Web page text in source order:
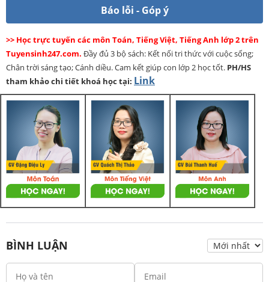
Báo lỗi - Góp ý
>> Học trực tuyến các môn Toán, Tiếng Việt, Tiếng Anh lớp 2 trên
Tuyensinh247.com. Đầy đủ 3 bộ sách: Kết nối tri thức với cuộc sống;
Chân trời sáng tạo; Cánh diều. Cam kết giúp con lớp 2 học tốt. PH/HS
tham khảo chi tiết khoá học tại: Link
BÌNH LUẬN